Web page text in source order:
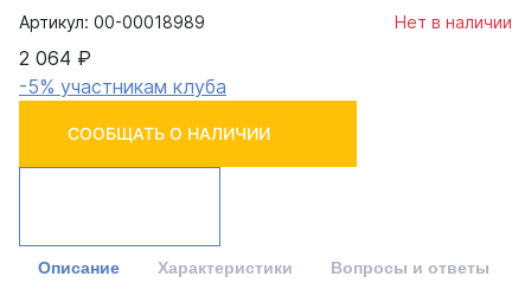
Артикул: 00-00018989 Нет в наличии
2 064 ₽
-5% участникам клуба
СООБЩАТЬ О НАЛИЧИИ
Описание Характеристики Вопросы и ответы